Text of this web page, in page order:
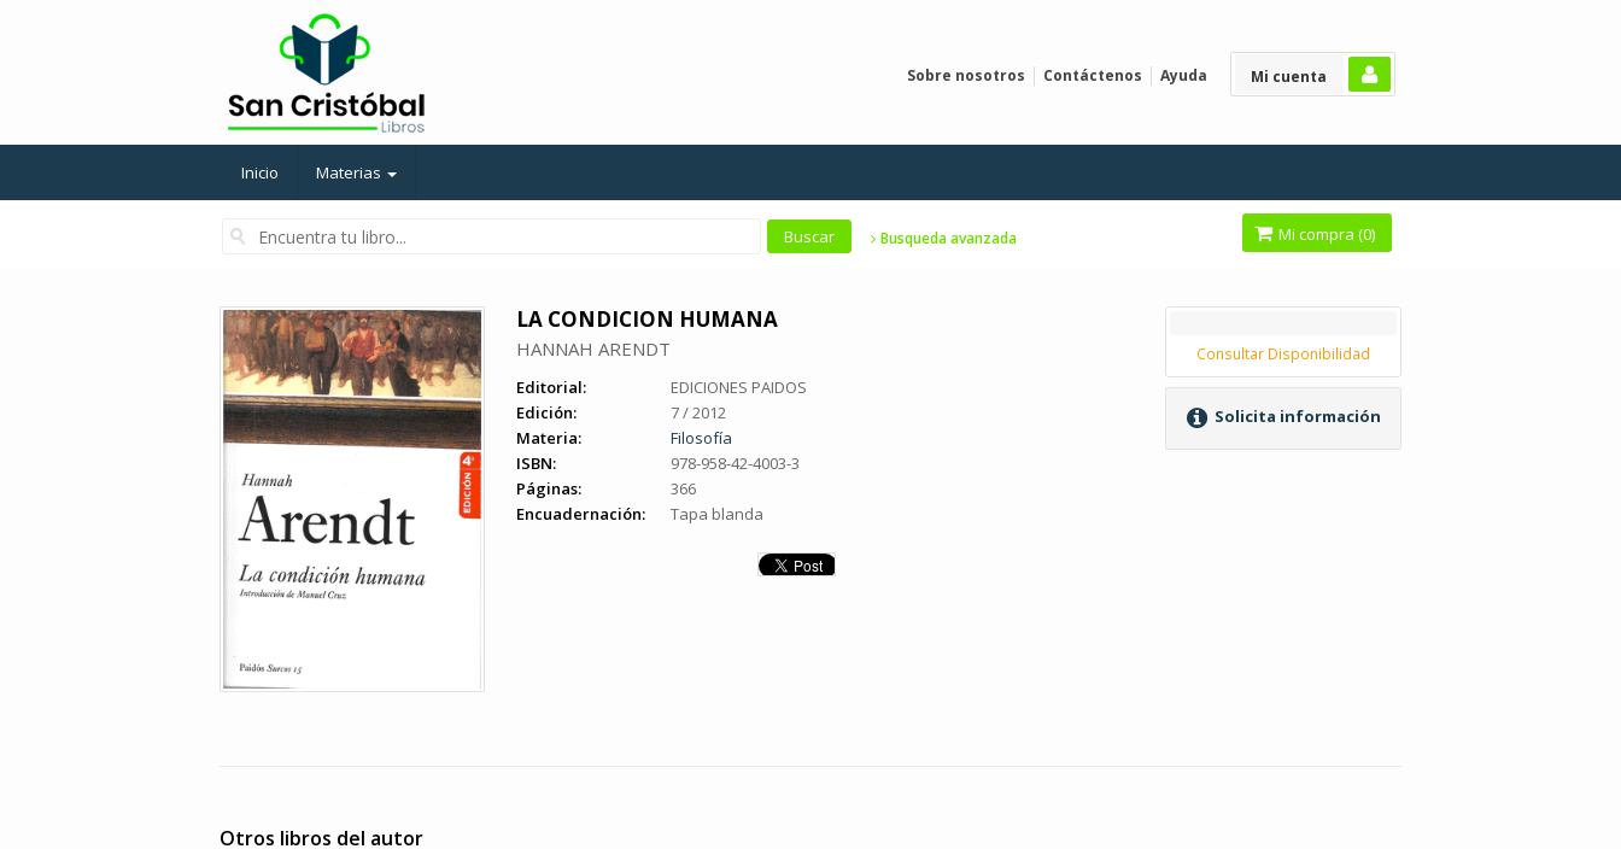
Mi cuenta
Sobre nosotros Contáctenos Ayuda
Inicio Materias
Busqueda avanzada Mi compra (0)
LA CONDICION HUMANA
HANNAH ARENDT
Editorial:
EDICIONES PAIDOS
Edición:
7 / 2012
Materia:
Filosofía
ISBN:
978-958-42-4003-3
Páginas:
366
Encuadernación:
Tapa blanda
Consultar Disponibilidad
Solicita información
Otros libros del autor